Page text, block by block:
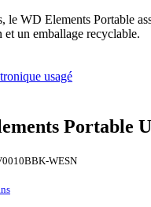
le WD Elements Portable
et un emballage recyclable.
usagé
Portable
WESN